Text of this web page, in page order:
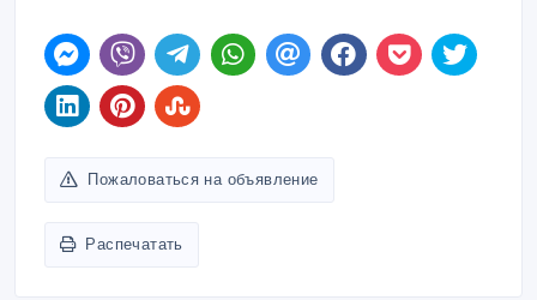
Пожаловаться на объявление
Распечатать